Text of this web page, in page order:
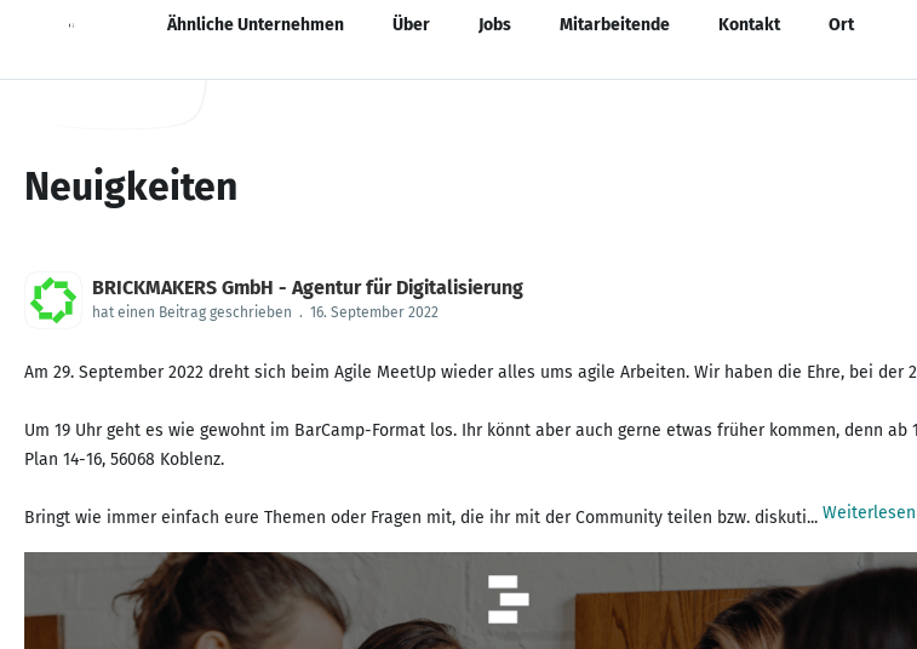
Neuigkeiten Ähnliche Unternehmen Über Jobs Mitarbeitende Kontakt Ort
Neuigkeiten
BRICKMAKERS GmbH - Agentur für Digitalisierung
hat einen Beitrag geschrieben . 16. September 2022
Am 29. September 2022 dreht sich beim Agile MeetUp wieder alles ums agile Arbeiten. Wir haben die Ehre, bei der
Um 19 Uhr geht es wie gewohnt im BarCamp-Format los. Ihr könnt aber auch gerne etwas früher kommen, denn
Plan 14-16, 56068 Koblenz.
Bringt wie immer einfach eure Themen oder Fragen mit, die ihr mit der Community teilen bzw. diskuti... Weiterlesen